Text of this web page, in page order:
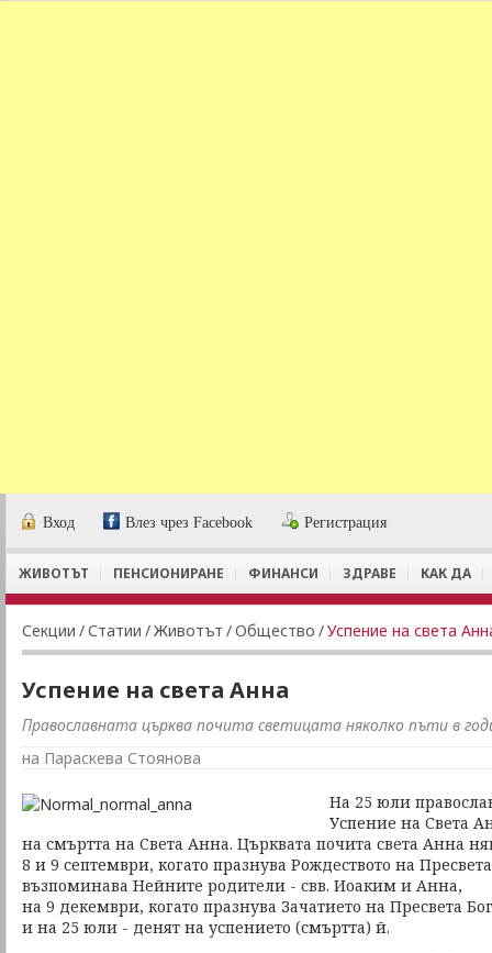
Вход Влез чрез Facebook Регистрация
ЖИВОТЪТ ПЕНСИОНИРАНЕ ФИНАНСИ ЗДРАВЕ КАК ДА
Секции /Статии /Животът /Общество /Успение на света
Успение на света Анна
Православната църква почита светицата няколко пъти в
на Параскева Стоянова
На 25 юли
Успение на Света
на смъртта на Света Анна. Църквата почита света Анна
8 и 9 септември, когато празнува Рождеството на
възпоминава Нейните родители - свв. Иоаким и Анна,
на 9 декември, когато празнува Зачатието на Пресвета
и на 25 юли - денят на успението (смъртта) й.